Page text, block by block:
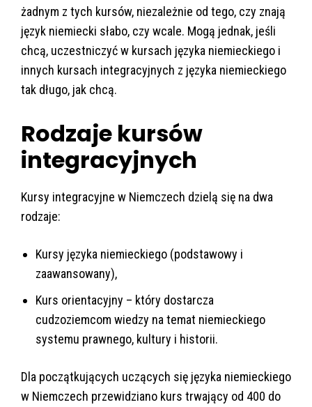
żadnym z tych kursów, niezależnie od tego, czy znają
język niemiecki słabo, czy wcale. Mogą jednak, jeśli
chcą, uczestniczyć w kursach języka niemieckiego i
innych kursach integracyjnych z języka niemieckiego
tak długo, jak chcą.
Rodzaje kursów
integracyjnych
Kursy integracyjne w Niemczech dzielą się na dwa
rodzaje:
Kursy języka niemieckiego (podstawowy i
zaawansowany),
Kurs orientacyjny – który dostarcza
cudzoziemcom wiedzy na temat niemieckiego
systemu prawnego, kultury i historii.
Dla początkujących uczących się języka niemieckiego
w Niemczech przewidziano kurs trwający od 400 do